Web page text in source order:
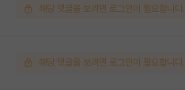
해당 댓글을 보려면 로그인이 필요합니다.
해당 댓글을 보려면 로그인이 필요합니다.